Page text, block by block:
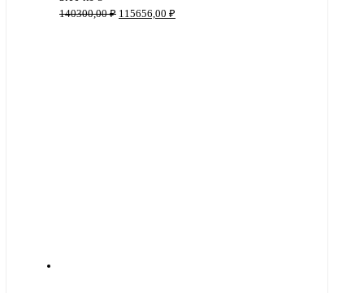
140300,00₽ Первоначальная
115656,00 ₽